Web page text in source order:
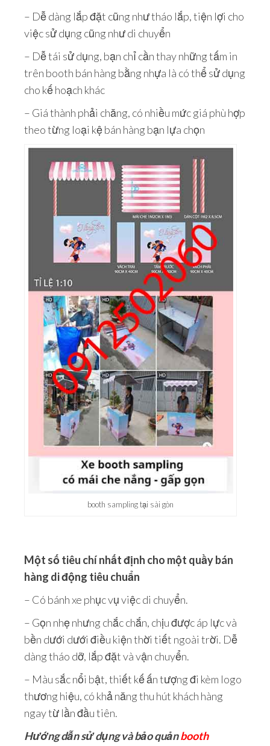
– Dễ dàng lắp đặt cũng như tháo lắp, tiện lợi cho
việc sử dụng cũng như di chuyển
– Dễ tái sử dụng, bạn chỉ cần thay những tấm in
trên booth bán hàng bằng nhựa là có thể sử dụng
cho kế hoạch khác
– Giá thành phải chăng, có nhiều mức giá phù hợp
theo từng loại kệ bán hàng bạn lựa chọn
booth sampling tại sài gòn
Một số tiêu chí nhất định cho một quầy bán
hàng di động tiêu chuẩn
– Có bánh xe phục vụ việc di chuyển.
– Gọn nhẹ nhưng chắc chắn, chịu được áp lực và
bền dưới dưới điều kiện thời tiết ngoài trời. Dễ
dàng tháo dỡ, lắp đặt và vận chuyển.
– Màu sắc nổi bật, thiết kế ấn tượng đi kèm logo
thương hiệu, có khả năng thu hút khách hàng
ngay từ lần đầu tiên.
Hướng dẫn sử dụng và bảo quảnbooth